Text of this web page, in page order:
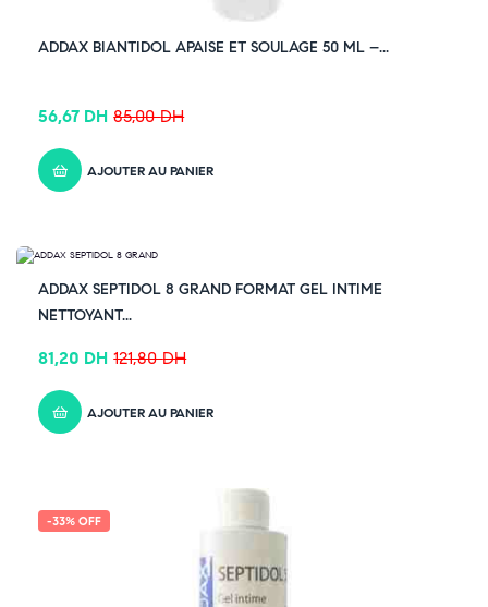
ADDAX BIANTIDOL APAISE ET SOULAGE 50 ML –...
85,00DH
56,67 DH
AJOUTER AU PANIER
ADDAX SEPTIDOL 8 GRAND FORMAT GEL INTIME
NETTOYANT...
121,80DH
81,20 DH
AJOUTER AU PANIER
-33% OFF